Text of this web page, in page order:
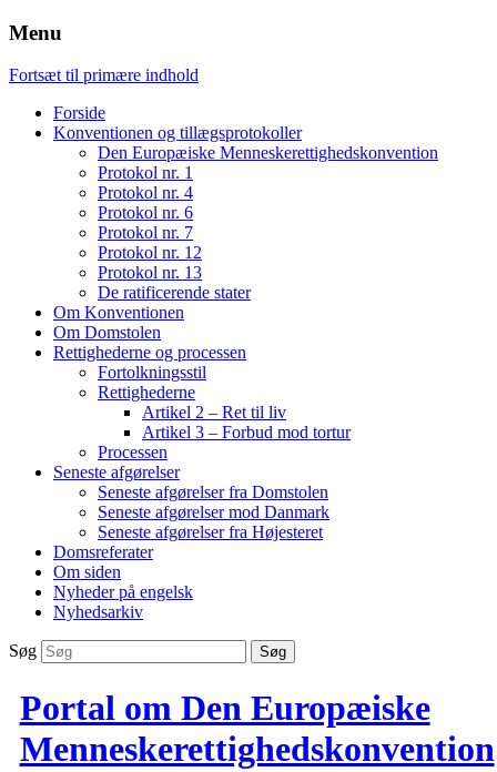
Menu
Fortsæt til primære indhold
Forside
Konventionen og tillægsprotokoller
Den Europæiske Menneskerettighedskonvention
Protokol nr. 1
Protokol nr. 4
Protokol nr. 6
Protokol nr. 7
Protokol nr. 12
Protokol nr. 13
De ratificerende stater
Om Konventionen
Om Domstolen
Rettighederne og processen
Fortolkningsstil
Rettighederne
Artikel 2 – Ret til liv
Artikel 3 – Forbud mod tortur
Processen
Seneste afgørelser
Seneste afgørelser fra Domstolen
Seneste afgørelser mod Danmark
Seneste afgørelser fra Højesteret
Domsreferater
Om siden
Nyheder på engelsk
Nyhedsarkiv
Søg
Portal om Den Europæiske
Menneskerettighedskonvention